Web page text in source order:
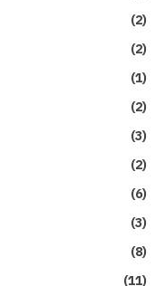
(2)
(2)
(1)
(2)
(3)
(2)
(6)
(3)
(8)
(11)